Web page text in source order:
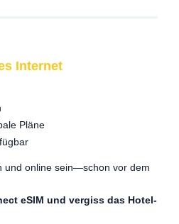
Internet
Pläne
und online sein—schon vor dem
eSIM und vergiss das Hotel-